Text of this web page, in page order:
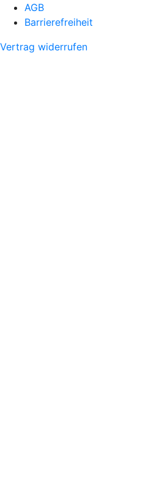
AGB
Barrierefreiheit
Vertrag widerrufen